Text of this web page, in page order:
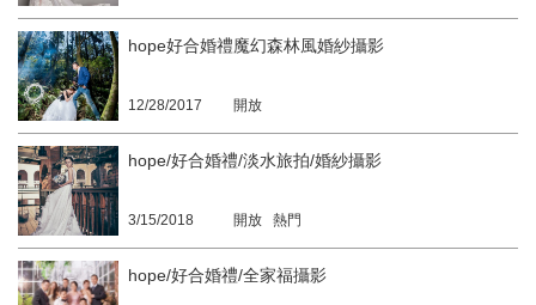
hope好合婚禮魔幻森林風婚紗攝影
12/28/2017 開放
hope/好合婚禮/淡水旅拍/婚紗攝影
3/15/2018 開放 熱門
hope/好合婚禮/全家福攝影